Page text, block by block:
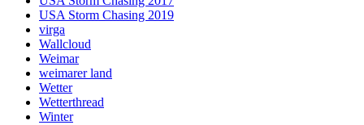
USA Storm Chasing 2019
virga
Wallcloud
Weimar
weimarer land
Wetter
Wetterthread
Winter